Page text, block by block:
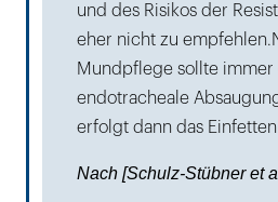
und des Risikos der
eher nicht zu
Mundpflege sollte immer
endotracheale
erfolgt dann das
Nach [Schulz-Stübner et